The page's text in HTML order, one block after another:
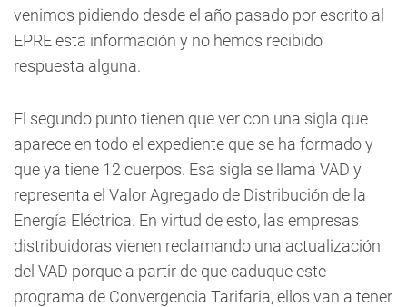
venimos pidiendo desde el año pasado por escrito al
EPRE esta información y no hemos recibido
respuesta alguna.
El segundo punto tienen que ver con una sigla que
aparece en todo el expediente que se ha formado y
que ya tiene 12 cuerpos. Esa sigla se llama VAD y
representa el Valor Agregado de Distribución de la
Energía Eléctrica. En virtud de esto, las empresas
distribuidoras vienen reclamando una actualización
del VAD porque a partir de que caduque este
programa de Convergencia Tarifaria, ellos van a tener